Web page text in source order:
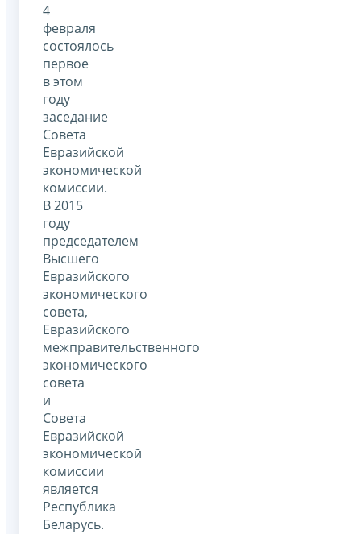
4
февраля
состоялось
первое
в этом
году
заседание
Совета
Евразийской
экономической
комиссии.
В 2015
году
председателем
Высшего
Евразийского
экономического
совета,
Евразийского
межправительственного
экономического
совета
и
Совета
Евразийской
экономической
комиссии
является
Республика
Беларусь.